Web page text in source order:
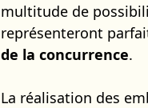
multitude de
représenteront
de la concurrence.
La réalisation des